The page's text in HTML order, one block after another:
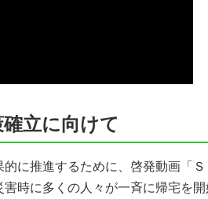
立に向けて
に推進するために、啓発動画「
時に多くの人々が一斉に帰宅を